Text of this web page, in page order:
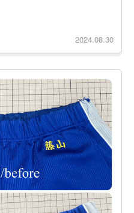
2024.08.30